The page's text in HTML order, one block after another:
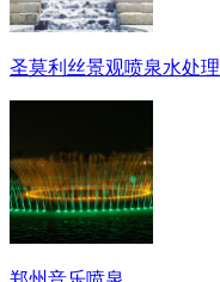
圣莫利丝景观喷泉水处理